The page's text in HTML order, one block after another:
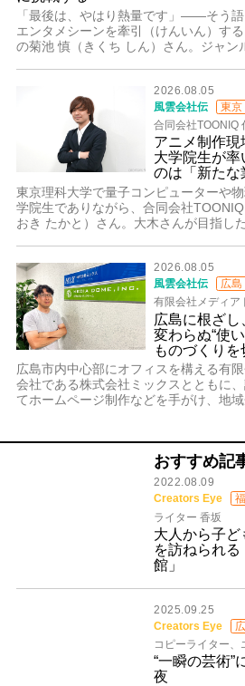
「最後は、やはり熱量です」――そう
エンタメシーンを牽引（けんいん）す
の菊池 慎（きくち しん）さん。ジャン
2026.08.05
風雲会社伝
東京
合同会社TOONIQ
アニメ制作
大学院生が
のは「新たな
東京理科大学で量子コンピューターや
学院生でありながら、合同会社
おき たかと）さん。大木さんが目指した
2026.08.05
風雲会社伝
広島
有限会社メディア
広島に根ざし
変わらぬ“使
ものづくりを
広島市内中心部にオフィスを構える有
会社である株式会社ミックスとともに
てホームページ制作などを手がけ、地
おすすめ記
2022.08.09
Creators Eye
ライター 香坂
大人から子
を訪ねられ
館」
2025.09.25
Creators Eye
コピーライター
“一瞬の芸術”
夜